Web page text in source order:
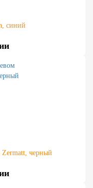
синий
черный